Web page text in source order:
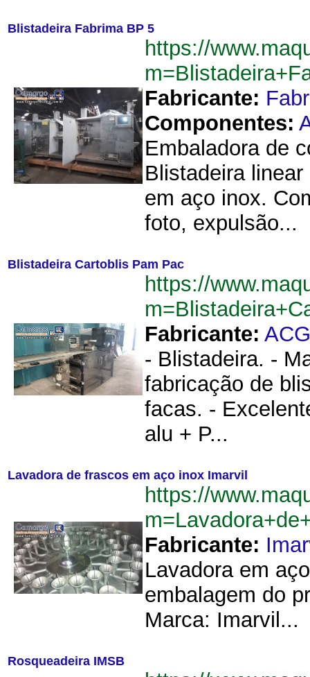
Blistadeira Fabrima BP 5
https://
Fabricante:
Componentes:
Embaladora de
Blistadeira
em aço inox.
foto, expulsão...
Blistadeira Cartoblis Pam Pac
https://
Fabricante: ACG
- Blistadeira. -
fabricação de
facas. -
alu + P...
Lavadora de frascos em aço inox Imarvil
https://
Fabricante:
Lavadora em
embalagem do
Marca: Imarvil...
Rosqueadeira IMSB